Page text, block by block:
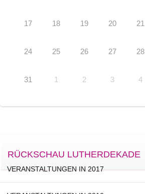
17 18 19 20 21
24 25 26 27 28
31 1 2 3 4
RÜCKSCHAU LUTHERDEKADE
VERANSTALTUNGEN IN 2017